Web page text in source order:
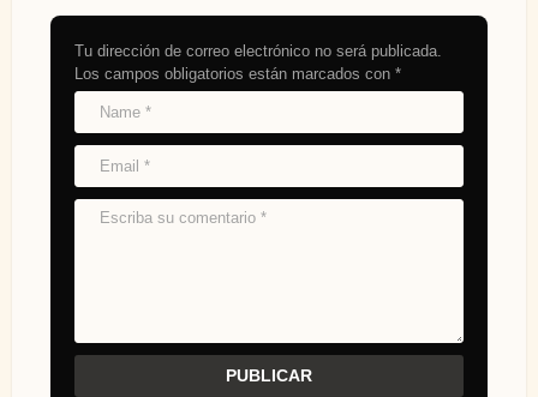
Tu dirección de correo electrónico no será publicada.
Los campos obligatorios están marcados con *